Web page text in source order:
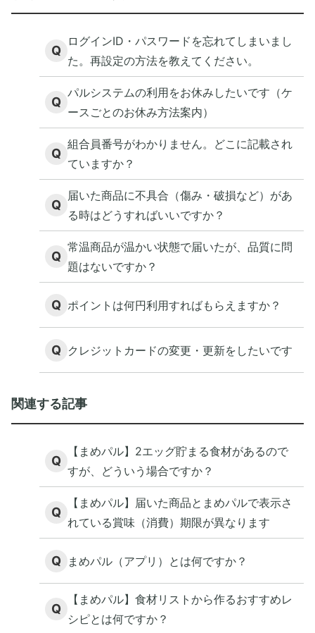
Q
ログインID・パスワードを忘れてしまいまし
た。再設定の方法を教えてください。
Q
パルシステムの利用をお休みしたいです（ケ
ースごとのお休み方法案内）
Q
組合員番号がわかりません。どこに記載され
ていますか？
Q
届いた商品に不具合（傷み・破損など）があ
る時はどうすればいいですか？
Q
常温商品が温かい状態で届いたが、品質に問
題はないですか？
Q ポイントは何円利用すればもらえますか？
Q クレジットカードの変更・更新をしたいです
関連する記事
Q
【まめパル】2エッグ貯まる食材があるので
すが、どういう場合ですか？
Q
【まめパル】届いた商品とまめパルで表示さ
れている賞味（消費）期限が異なります
Q まめパル（アプリ）とは何ですか？
Q
【まめパル】食材リストから作るおすすめレ
シピとは何ですか？